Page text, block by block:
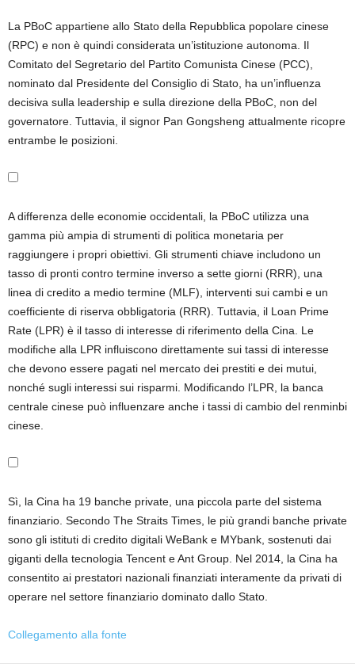
La PBoC appartiene allo Stato della Repubblica popolare cinese
(RPC) e non è quindi considerata un’istituzione autonoma. Il
Comitato del Segretario del Partito Comunista Cinese (PCC),
nominato dal Presidente del Consiglio di Stato, ha un’influenza
decisiva sulla leadership e sulla direzione della PBoC, non del
governatore. Tuttavia, il signor Pan Gongsheng attualmente ricopre
entrambe le posizioni.
A differenza delle economie occidentali, la PBoC utilizza una
gamma più ampia di strumenti di politica monetaria per
raggiungere i propri obiettivi. Gli strumenti chiave includono un
tasso di pronti contro termine inverso a sette giorni (RRR), una
linea di credito a medio termine (MLF), interventi sui cambi e un
coefficiente di riserva obbligatoria (RRR). Tuttavia, il Loan Prime
Rate (LPR) è il tasso di interesse di riferimento della Cina. Le
modifiche alla LPR influiscono direttamente sui tassi di interesse
che devono essere pagati nel mercato dei prestiti e dei mutui,
nonché sugli interessi sui risparmi. Modificando l’LPR, la banca
centrale cinese può influenzare anche i tassi di cambio del renminbi
cinese.
Sì, la Cina ha 19 banche private, una piccola parte del sistema
finanziario. Secondo The Straits Times, le più grandi banche private
sono gli istituti di credito digitali WeBank e MYbank, sostenuti dai
giganti della tecnologia Tencent e Ant Group. Nel 2014, la Cina ha
consentito ai prestatori nazionali finanziati interamente da privati ​​di
operare nel settore finanziario dominato dallo Stato.
Collegamento alla fonte